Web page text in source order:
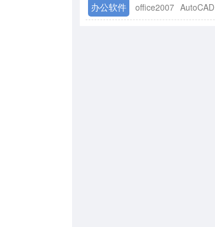
办公软件 office2007 AutoCAD